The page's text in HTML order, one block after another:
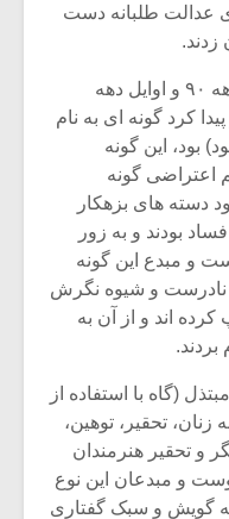
عدالت طلبانه دست
زدند.
اما یکی از شاخه های رپ که در دهه ۹۰ و اوایل دهه
کرد گونه ای به نام
بود، این گونه
اعتراضی گونه
دسته های بزهکار
بودند و به زور
و مبدع این گونه
نادرست و شیوه نگرش
اند و از آن به
(گاه با استفاده از
تحقیر، توهین،
و تحقیر هنرمندان
و مبدعان این نوع
گویش و سبک گفتاری
دوره